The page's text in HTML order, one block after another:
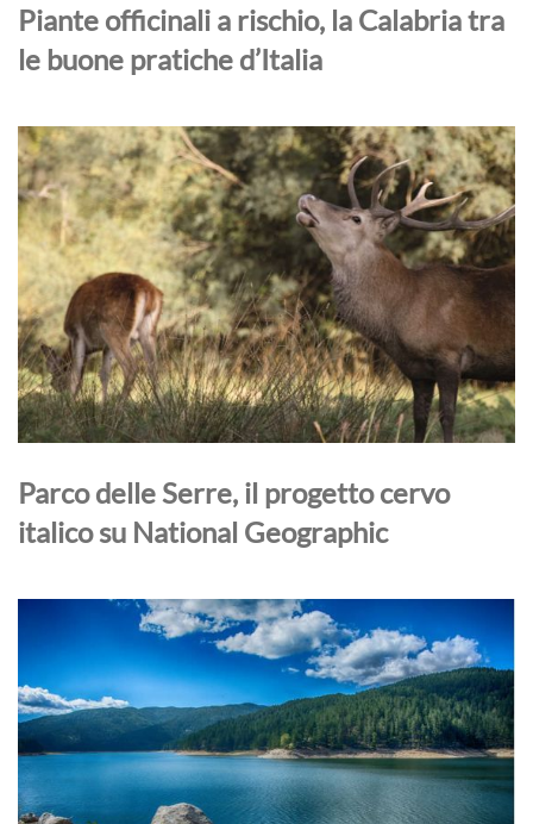
Piante officinali a rischio, la Calabria tra
le buone pratiche d’Italia
Parco delle Serre, il progetto cervo
italico su National Geographic